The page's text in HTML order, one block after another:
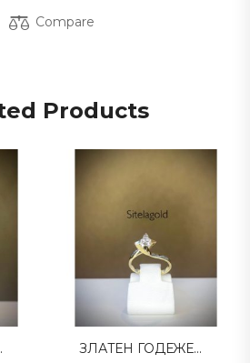
Compare
Products
ER 03 ЗЛАТЕН ГОДЕЖЕН ПРЪСТЕН ER 06